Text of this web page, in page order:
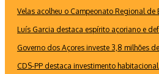
Velas acolheu o Campeonato Regional de
Luís Garcia destaca espírito açoriano e
Governo dos Açores investe 3,8 milhões
CDS-PP destaca investimento